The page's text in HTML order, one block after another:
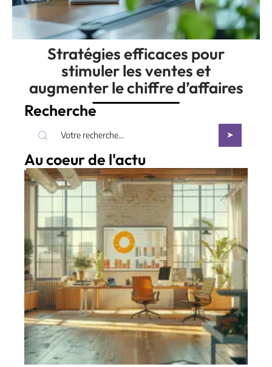
Stratégies efficaces pour
stimuler les ventes et
augmenter le chiffre d’affaires
Recherche
Au coeur de l'actu